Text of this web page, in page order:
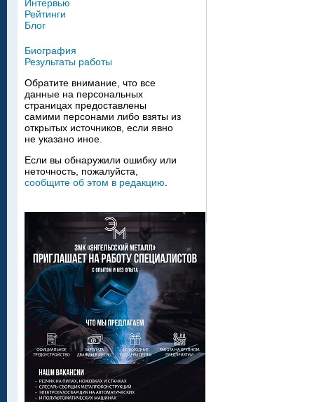
Интервью
Рейтинги
Блог
Биография
Результаты работы
Обратите внимание, что все
данные на персональных
страницах предоставлены
самими персонами либо взяты из
открытых источников, если явно
не указано иное.
Если вы обнаружили ошибку или
неточность, пожалуйста,
сообщите об этом в редакцию